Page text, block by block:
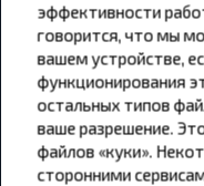
эффективности
говорится, что мы
вашем устройстве,
функционирования
остальных типов
ваше разрешение.
файлов «куки».
сторонними